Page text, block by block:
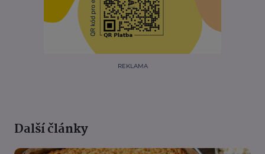
REKLAMA
Další články